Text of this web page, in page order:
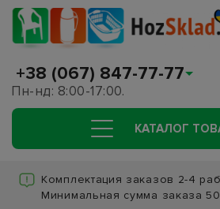
+38 (067) 847-77-77
Пн-нд: 8:00-17:00.
КАТАЛОГ
Комплектация заказов 2-4
Минимальная сумма заказа